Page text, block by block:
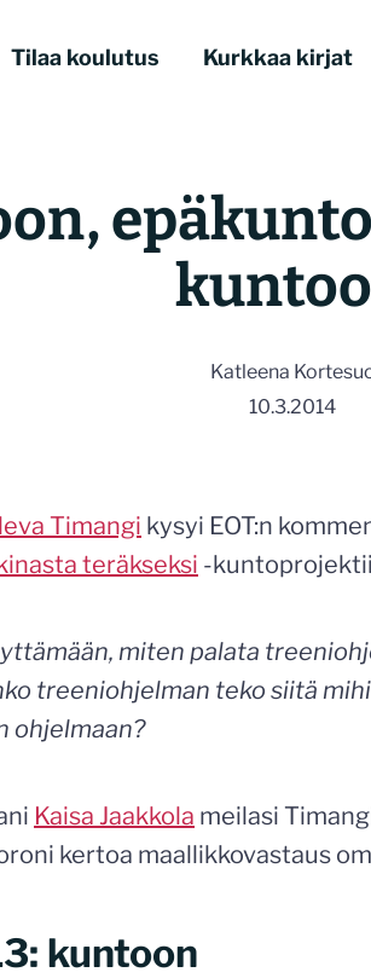
Tilaa koulutus Kurkkaa kirjat
Katleena
10.3.2014
Timangi kysyi EOT:n
teräkseksi -
miten palata
treeniohjelman teko siitä
ohjelmaan?
Kaisa Jaakkola meilasi
kertoa maallikkovastaus
kuntoon